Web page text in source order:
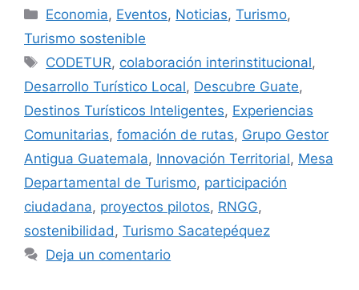
Categorías
Economia, Eventos, Noticias,Turismo,
Turismo sostenible
Etiquetas
CODETUR, colaboración interinstitucional,
Desarrollo Turístico Local, Descubre Guate,
Destinos Turísticos Inteligentes, Experiencias
Comunitarias, fomación de rutas, Grupo Gestor
Antigua Guatemala, Innovación Territorial, Mesa
Departamental de Turismo, participación
ciudadana, proyectos pilotos, RNGG,
sostenibilidad , Turismo Sacatepéquez
Deja un comentario